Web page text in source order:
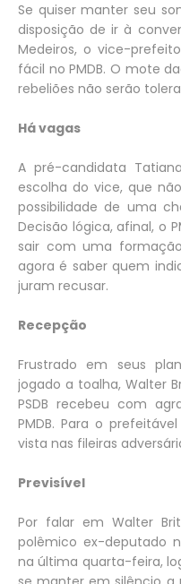
Se quiser manter seu
disposição de ir à
Medeiros, o vice-
fácil no PMDB. O mote
rebeliões não serão
Há vagas
A pré-candidata
escolha do vice, que
possibilidade de uma
Decisão lógica, afinal, o
sair com uma
agora é saber quem
juram recusar.
Recepção
Frustrado em seus
jogado a toalha, Walter
PSDB recebeu com
PMDB. Para o
vista nas fileiras
Previsível
Por falar em Walter
polêmico ex-deputado
na última quarta-feira,